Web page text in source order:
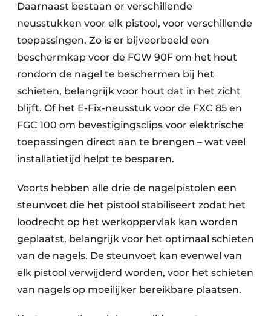
Daarnaast bestaan er verschillende
neusstukken voor elk pistool, voor verschillende
toepassingen. Zo is er bijvoorbeeld een
beschermkap voor de FGW 90F om het hout
rondom de nagel te beschermen bij het
schieten, belangrijk voor hout dat in het zicht
blijft. Of het E-Fix-neusstuk voor de FXC 85 en
FGC 100 om bevestigingsclips voor elektrische
toepassingen direct aan te brengen – wat veel
installatietijd helpt te besparen.
Voorts hebben alle drie de nagelpistolen een
steunvoet die het pistool stabiliseert zodat het
loodrecht op het werkoppervlak kan worden
geplaatst, belangrijk voor het optimaal schieten
van de nagels. De steunvoet kan evenwel van
elk pistool verwijderd worden, voor het schieten
van nagels op moeilijker bereikbare plaatsen.